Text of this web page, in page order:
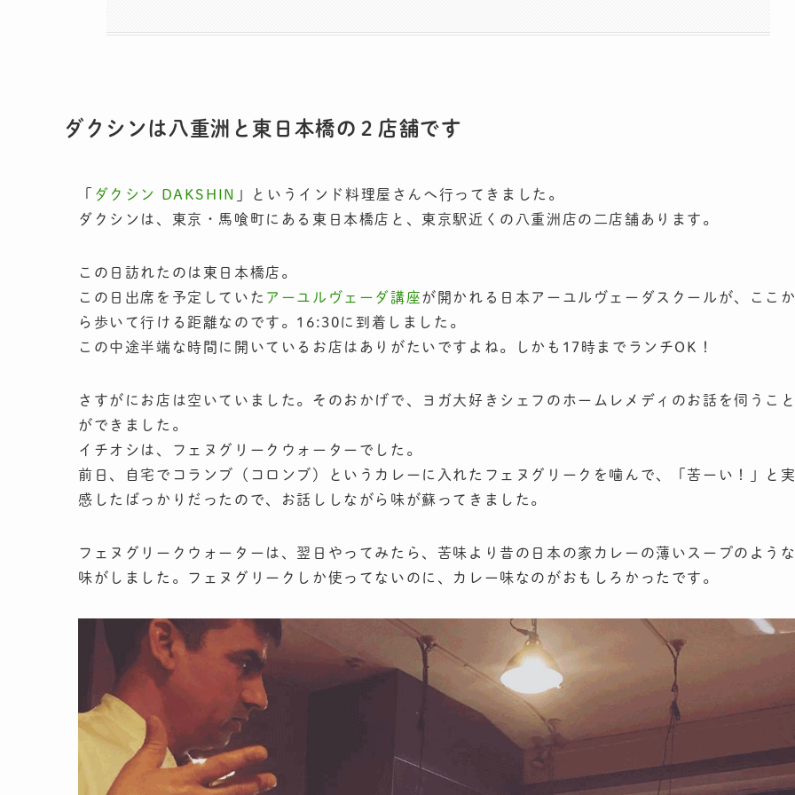
ダクシンは八重洲と東日本橋の２店舗です
ダクシン DAKSHIN 」というインド料理屋さんへ行ってきました。
ダクシンは、東京・馬喰町にある東日本橋店と、東京駅近くの八重洲店の二店舗あります。
この日訪れたのは東日本橋店。
この日出席を予定していた アーユルヴェーダ講座が開かれる日本アーユルヴェーダスクールが、ここか
ら歩いて行ける距離なのです。16:30に到着しました。
この中途半端な時間に開いているお店はありがたいですよね。しかも17時までランチOK！
さすがにお店は空いていました。そのおかげで、ヨガ大好きシェフのホームレメディのお話を伺うこと
ができました。
イチオシは、フェヌグリークウォーターでした。
前日、自宅でコランブ（コロンブ）というカレーに入れたフェヌグリークを噛んで、「苦ーい！」と実
感したばっかりだったので、お話ししながら味が蘇ってきました。
フェヌグリークウォーターは、翌日やってみたら、苦味より昔の日本の家カレーの薄いスープのような
味がしました。フェヌグリークしか使ってないのに、カレー味なのがおもしろかったです。